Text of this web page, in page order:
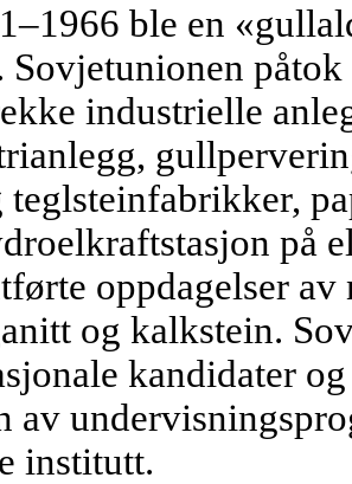
ble en
Sovjetunionen
industrielle
teglsteinfabrikker,
på
oppdagelser
og kalkstein.
kandidater
av
institutt.